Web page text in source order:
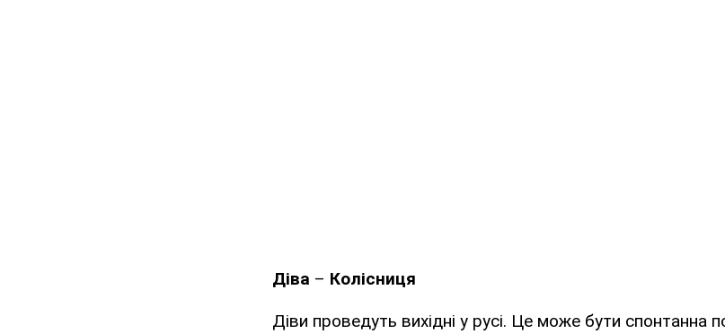
Діва – Колісниця
Діви проведуть вихідні у русі. Це може бути спонтанна